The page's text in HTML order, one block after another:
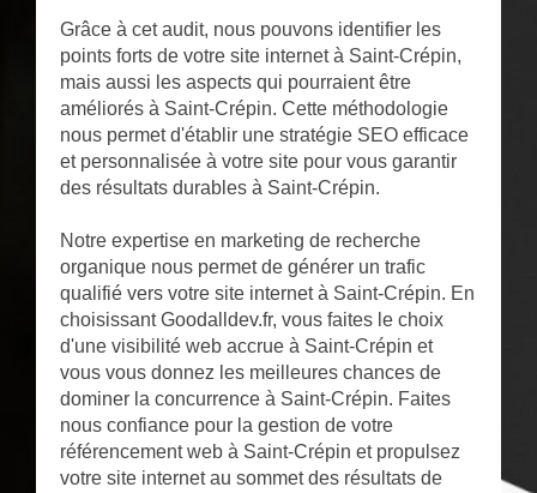
Grâce à cet audit, nous pouvons identifier les
points forts de votre site internet à Saint-Crépin,
mais aussi les aspects qui pourraient être
améliorés à Saint-Crépin. Cette méthodologie
nous permet d'établir une stratégie SEO efficace
et personnalisée à votre site pour vous garantir
des résultats durables à Saint-Crépin.
Notre expertise en marketing de recherche
organique nous permet de générer un trafic
qualifié vers votre site internet à Saint-Crépin. En
choisissant Goodalldev.fr, vous faites le choix
d'une visibilité web accrue à Saint-Crépin et
vous vous donnez les meilleures chances de
dominer la concurrence à Saint-Crépin. Faites
nous confiance pour la gestion de votre
référencement web à Saint-Crépin et propulsez
votre site internet au sommet des résultats de